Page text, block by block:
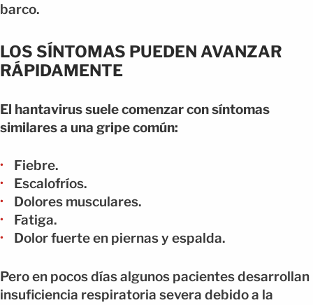
barco.
LOS SÍNTOMAS PUEDEN AVANZAR
RÁPIDAMENTE
El hantavirus suele comenzar con síntomas
similares a una gripe común:
Fiebre.
Escalofríos.
Dolores musculares.
Fatiga.
Dolor fuerte en piernas y espalda.
Pero en pocos días algunos pacientes desarrollan
insuficiencia respiratoria severa debido a la